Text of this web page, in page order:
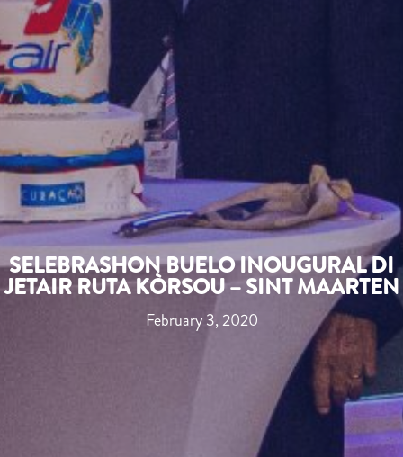
SELEBRASHON BUELO INOUGURAL DI
JETAIR RUTA KÒRSOU – SINT MAARTEN
February 3, 2020